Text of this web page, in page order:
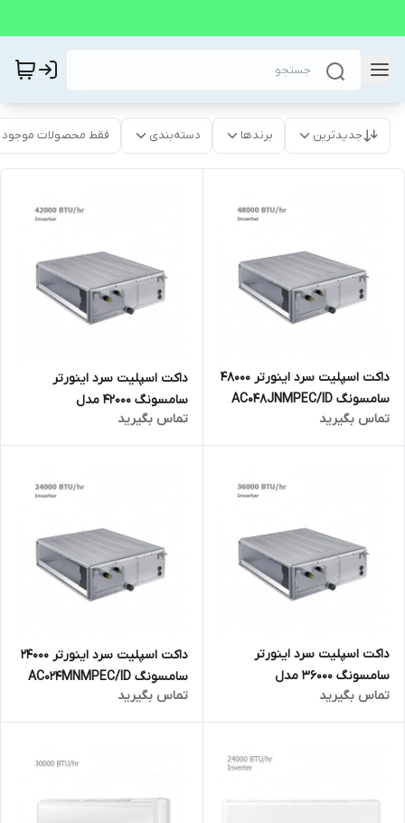
جدیدترین برندها دسته‌بندی فقط محصولات موجود
داکت اسپلیت سرد اینورتر 48000
سامسونگ AC048JNMPEC/ID
تماس بگیرید
داکت اسپلیت سرد اینورتر
سامسونگ 42000 مدل
AC042MNMPEC/ID
تماس بگیرید
داکت اسپلیت سرد اینورتر
سامسونگ 36000 مدل
AC036JNMPEC/ID
تماس بگیرید
داکت اسپلیت سرد اینورتر 24000
سامسونگ AC024MNMPEC/ID
تماس بگیرید